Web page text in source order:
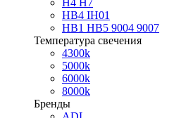
H4 H7
HB4 IH01
HB1 HB5 9004 9007
Температура свечения
4300k
5000k
6000k
8000k
Бренды